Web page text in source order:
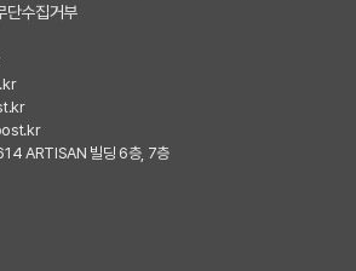
단수집거부
ARTISAN 빌딩 6층, 7층